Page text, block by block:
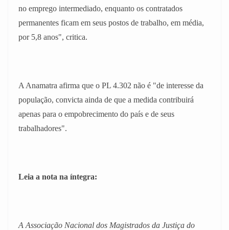
no emprego intermediado, enquanto os contratados
permanentes ficam em seus postos de trabalho, em média,
por 5,8 anos", critica.
A Anamatra afirma que o PL 4.302 não é "de interesse da
população, convicta ainda de que a medida contribuirá
apenas para o empobrecimento do país e de seus
trabalhadores".
Leia a nota na íntegra:
A Associação Nacional dos Magistrados da Justiça do